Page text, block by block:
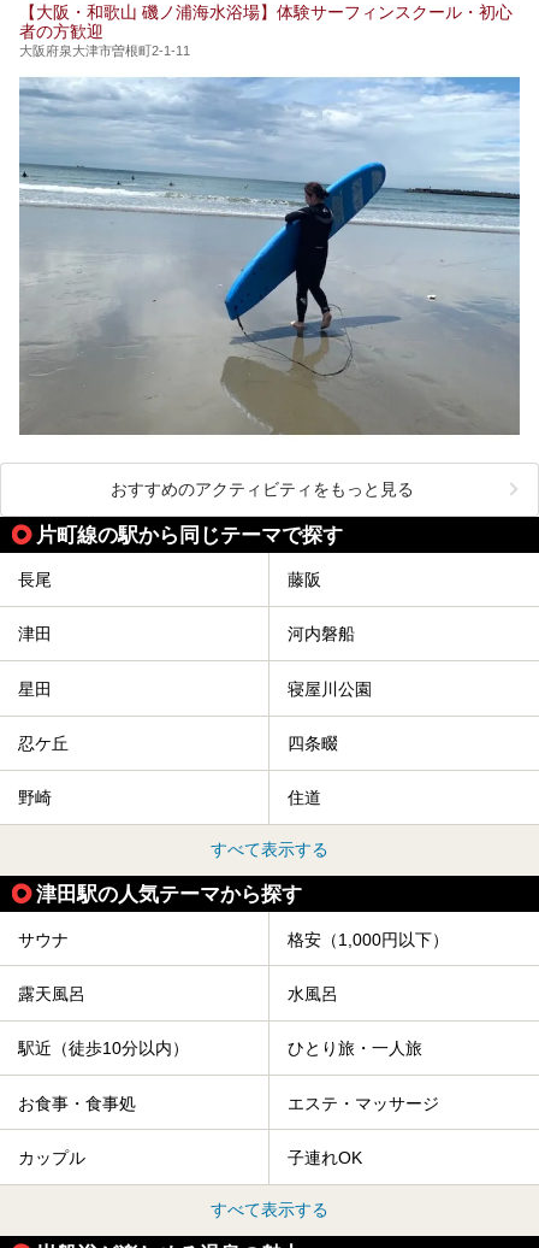
【大阪・和歌山 磯ノ浦海水浴場】体験サーフィンスクール・初心
者の方歓迎
大阪府泉大津市曽根町2-1-11
おすすめのアクティビティをもっと見る
片町線の駅から同じテーマで探す
長尾 藤阪
津田 河内磐船
星田 寝屋川公園
忍ケ丘 四条畷
野崎 住道
すべて表示する
津田駅の人気テーマから探す
サウナ 格安（1,000円以下）
露天風呂 水風呂
駅近（徒歩10分以内） ひとり旅・一人旅
お食事・食事処 エステ・マッサージ
カップル 子連れOK
すべて表示する